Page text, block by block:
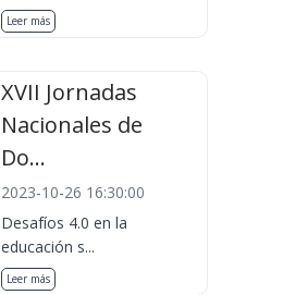
Leer más
XVII Jornadas
Nacionales de
Do...
2023-10-26 16:30:00
Desafíos 4.0 en la
educación s...
Leer más